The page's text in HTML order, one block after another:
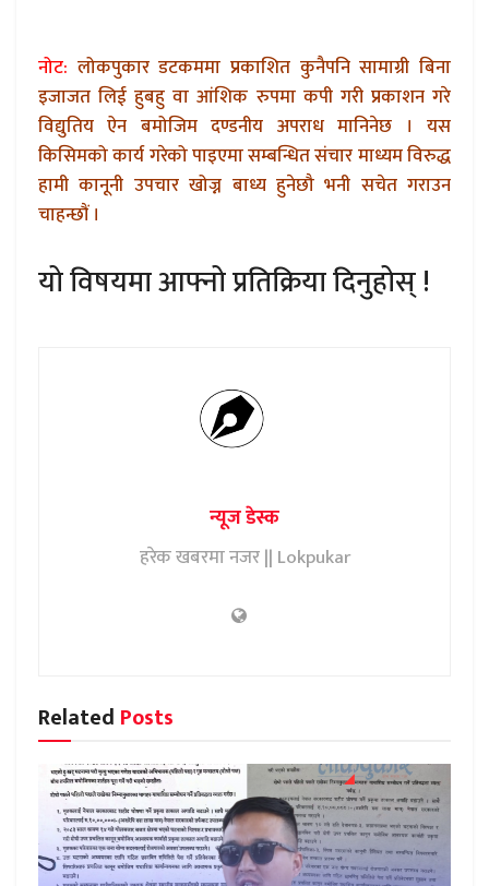
नोट: लोकपुकार डटकममा प्रकाशित कुनैपनि सामाग्री बिना
इजाजत लिई हुबहु वा आंशिक रुपमा कपी गरी प्रकाशन गरे
विद्युतिय ऐन बमोजिम दण्डनीय अपराध मानिनेछ । यस
किसिमको कार्य गरेको पाइएमा सम्बन्धित संचार माध्यम विरुद्ध
हामी कानूनी उपचार खोज्न बाध्य हुनेछौ भनी सचेत गराउन
चाहन्छौं ।
यो विषयमा आफ्नो प्रतिक्रिया दिनुहोस् !
न्यूज डेस्क
हरेक खबरमा नजर || Lokpukar
Related Posts